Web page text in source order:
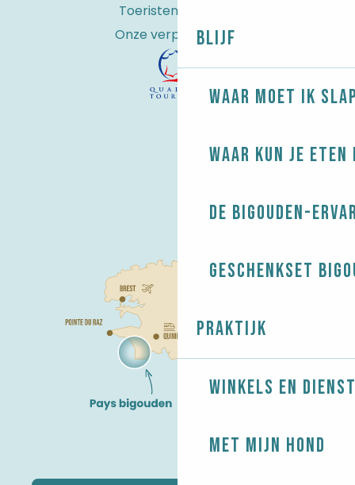
Blijf
Waar moet ik
Waar kun je eten
De Bigouden-
Geschenkset
Praktijk
Winkels en
Met mijn hond
Toeristenbelasting
Onze verplichtingen